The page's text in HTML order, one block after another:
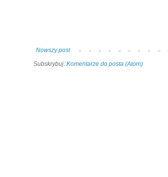
Nowszy post
Subskrybuj: Komentarze do posta (Atom)